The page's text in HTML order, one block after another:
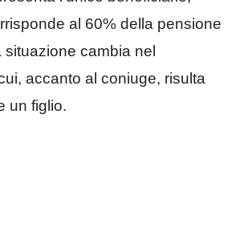
al 60% della pensione
situazione cambia nel
accanto al coniuge, risulta
un figlio.